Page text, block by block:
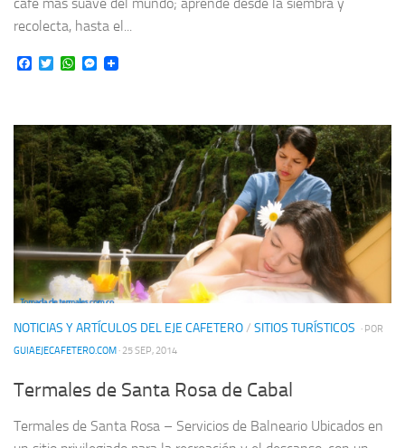
café más suave del mundo; aprende desde la siembra y
recolecta, hasta el...
Facebook
TwitterWhatsApp
Messenger
NOTICIAS Y ARTÍCULOS DEL EJE CAFETERO/ SITIOS TURÍSTICOS · POR
GUIAEJECAFETERO.COM · 25 SEP, 2014
Termales de Santa Rosa de Cabal
Termales de Santa Rosa – Servicios de Balneario Ubicados en